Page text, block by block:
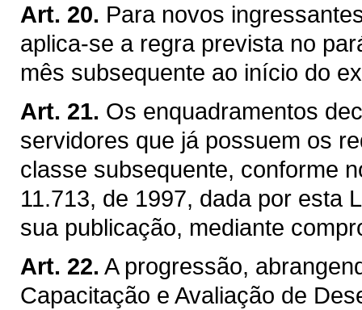
Art. 20. Para novos
aplica-se a regra prevista no
mês subsequente ao início do
Art. 21. Os enquadramentos
servidores que já possuem os
classe subsequente, conforme
11.713, de 1997, dada por esta
sua publicação, mediante
Art. 22. A progressão,
Capacitação e Avaliação de